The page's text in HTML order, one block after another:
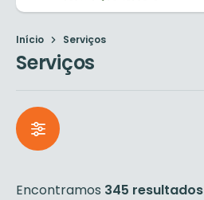
Início Serviços
Serviços
Encontramos 345 resultados